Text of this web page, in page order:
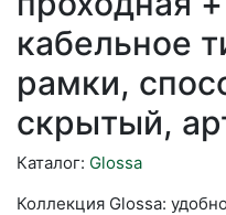
кабельное
рамки,
скрытый,
Каталог: Glossa
Коллекция Glossa: